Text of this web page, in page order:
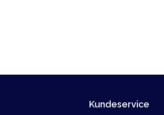
Kundeservice